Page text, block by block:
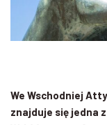
We Wschodniej
znajduje się jedna